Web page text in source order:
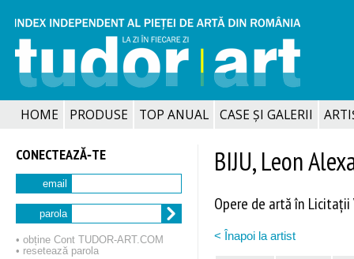
HOME PRODUSE TOP ANUAL CASE ȘI GALERII
CONECTEAZĂ‑TE
email
parola
• obține Cont TUDOR‑ART.COM
• resetează parola
BIJU, Leon
Opere de artă în
< Înapoi la artist